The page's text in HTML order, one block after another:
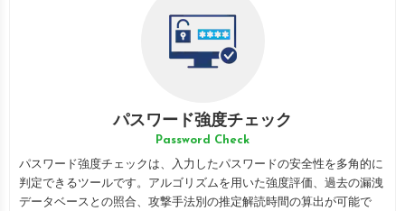
パスワード強度チェック
Password Check
パスワード強度チェックは、入力したパスワードの安全性を多角的に
判定できるツールです。アルゴリズムを用いた強度評価、過去の漏洩
データベースとの照合、攻撃手法別の推定解読時間の算出が可能で